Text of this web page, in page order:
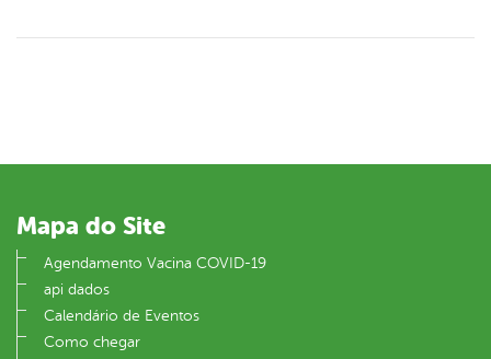
Mapa do Site
Agendamento Vacina COVID-19
api dados
Calendário de Eventos
Como chegar